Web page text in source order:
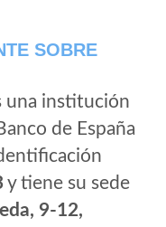
SOBRE
una institución
de España
y tiene su sede
9-12,